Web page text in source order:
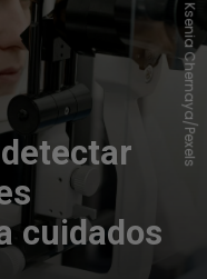
cuidados
Ksenia Chernaya/Pexels